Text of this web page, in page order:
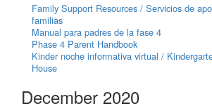
Family Support Resources / Servicios de
familias
Manual para padres de la fase 4
Phase 4 Parent Handbook
Kinder noche informativa virtual /
House
December 2020